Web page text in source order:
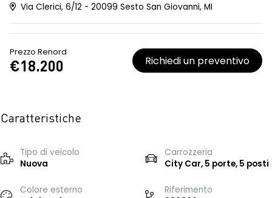
Via Clerici, 6/12 - 20099 Sesto San Giovanni, MI
Prezzo Renord
€18.200 Richiedi un preventivo
Caratteristiche
Tipo di veicolo
Nuova
Carrozzeria
City Car, 5 porte, 5 posti
Colore esterno
Riferimento